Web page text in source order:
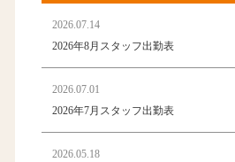
2026.07.14
2026年8月スタッフ出勤表
2026.07.01
2026年7月スタッフ出勤表
2026.05.18